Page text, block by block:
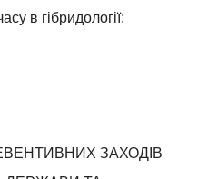
в гібридології:
ЗАХОДІВ